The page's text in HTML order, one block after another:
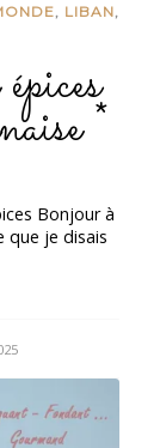
, LIBAN,
*
Bonjour à
que je disais